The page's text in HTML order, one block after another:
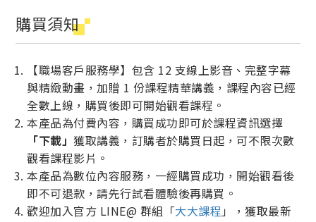
購買須知
【職場客戶服務學】包含 12 支線上影音、完整字幕
與精緻動畫，加贈 1 份課程精華講義，課程內容已經
全數上線，購買後即可開始觀看課程。
本產品為付費內容，購買成功即可於課程資訊選擇
「下載」獲取講義，訂購者於購買日起，可不限次數
觀看課程影片。
本產品為數位內容服務，一經購買成功，開始觀看後
即不可退款，請先行試看體驗後再購買。
歡迎加入官方 LINE@ 群組「大大課程 」，獲取最新